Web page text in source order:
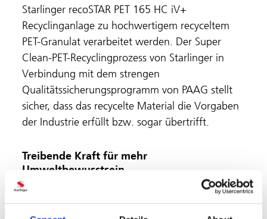
Starlinger recoSTAR PET 165 HC iV+
Recyclinganlage zu hochwertigem recyceltem
PET-Granulat verarbeitet werden. Der Super
Clean-PET-Recyclingprozess von Starlinger in
Verbindung mit dem strengen
Qualitätssicherungsprogramm von PAAG stellt
sicher, dass das recycelte Material die Vorgaben
der Industrie erfüllt bzw. sogar übertrifft.
Treibende Kraft für mehr
Umweltbewusstsein
Die türkische Regierung unternimmt zwar